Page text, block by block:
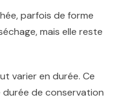
parfois de forme
mais elle reste
varier en durée. Ce
de conservation